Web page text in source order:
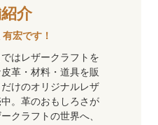
介
宏です！
はレザークラフトを
革・材料・道具を販
けのオリジナルレザ
。革のおもしろさが
クラフトの世界へ、